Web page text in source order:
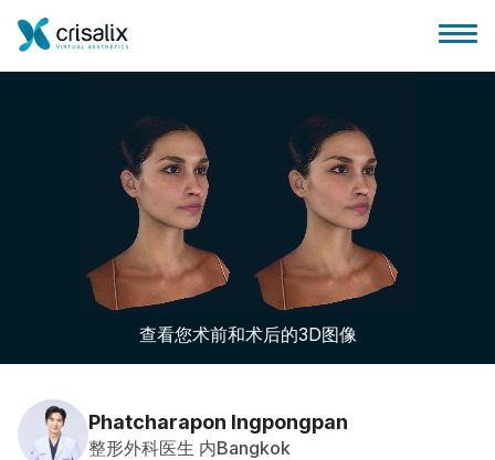
外科医生之家
3D商务平台
客户评价
查看您术前和术后的3D图像
Phatcharapon Ingpongpan
整形外科医生 内Bangkok